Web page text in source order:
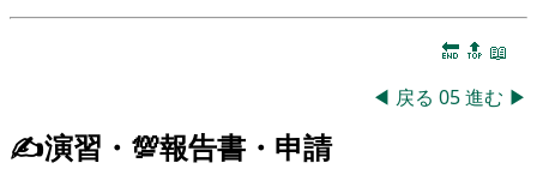
🔚 🔝 📖
◀ 戻る 05進む ▶
✍演習・💯報告書・申請